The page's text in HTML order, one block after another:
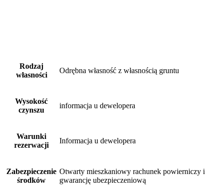
Rodzaj
własności
Odrębna własność z własnością gruntu
Wysokość
czynszu
informacja u dewelopera
Warunki
rezerwacji
Informacja u dewelopera
Zabezpieczenie
środków
Otwarty mieszkaniowy rachunek powierniczy i
gwarancję ubezpieczeniową